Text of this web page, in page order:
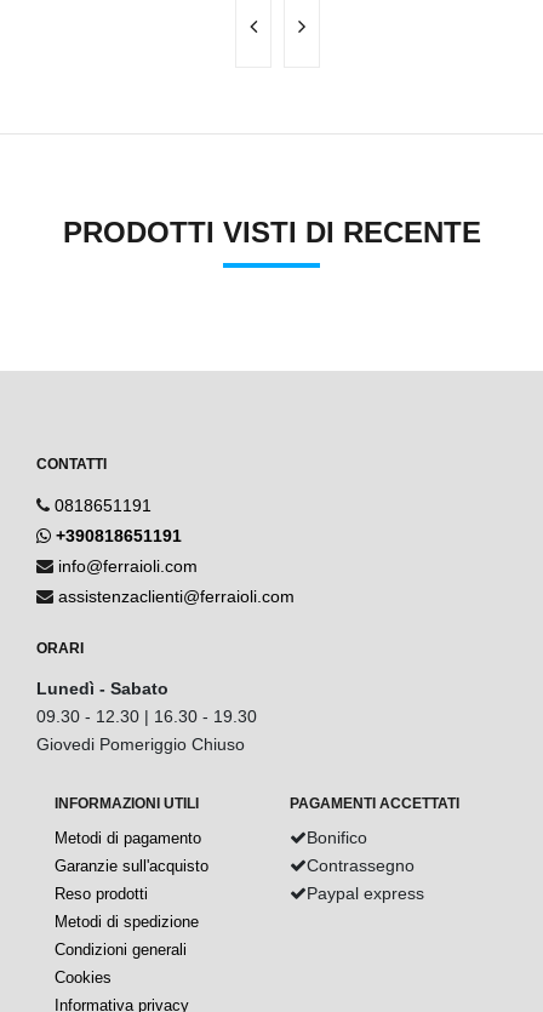
PRODOTTI VISTI DI RECENTE
CONTATTI
0818651191
+390818651191
info@ferraioli.com
assistenzaclienti@ferraioli.com
ORARI
Lunedì - Sabato
09.30 - 12.30 | 16.30 - 19.30
Giovedi Pomeriggio Chiuso
INFORMAZIONI UTILI
Metodi di pagamento
Garanzie sull'acquisto
Reso prodotti
Metodi di spedizione
Condizioni generali
Cookies
Informativa privacy
PAGAMENTI ACCETTATI
Bonifico
Contrassegno
Paypal express